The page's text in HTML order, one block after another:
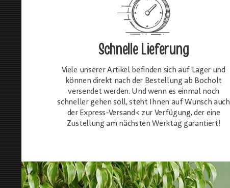
Schnelle Lieferung
Viele unserer Artikel befinden sich auf Lager und
können direkt nach der Bestellung ab Bocholt
versendet werden. Und wenn es einmal noch
schneller gehen soll, steht Ihnen auf Wunsch auch
der Express-Versand< zur Verfügung, der eine
Zustellung am nächsten Werktag garantiert!